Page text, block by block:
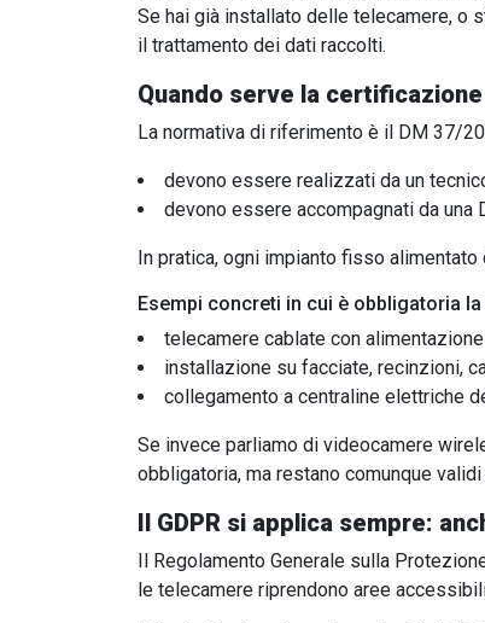
Se hai già installato delle telecamere, o
il trattamento dei dati raccolti.
Quando serve la
La normativa di riferimento è il DM 37/
devono essere realizzati da un
devono essere accompagnati da
In pratica, ogni impianto fisso
Esempi concreti in cui è obbligatoria
telecamere cablate con
installazione su facciate, recinzioni,
collegamento a centraline elettriche
Se invece parliamo di videocamere
obbligatoria, ma restano comunque
Il GDPR si applica sempre:
Il Regolamento Generale sulla
le telecamere riprendono aree